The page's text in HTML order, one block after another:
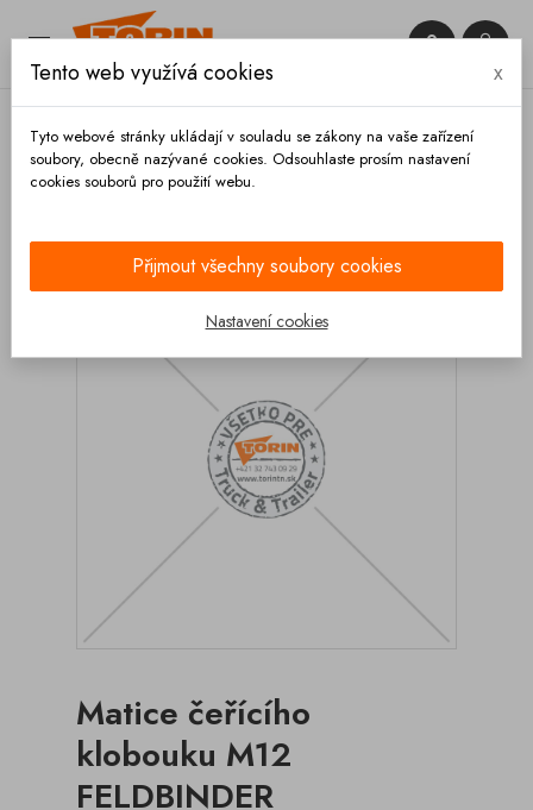
 

Matice čeřícího
klobouku M12
FELDBINDER
Tento web využívá cookies x
Tyto webové stránky ukládají v souladu se zákony na vaše zařízení
soubory, obecně nazývané cookies. Odsouhlaste prosím nastavení
cookies souborů pro použití webu.
Přijmout všechny soubory cookies
Nastavení cookies